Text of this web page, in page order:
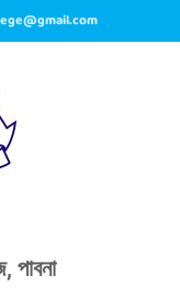
পাবনা